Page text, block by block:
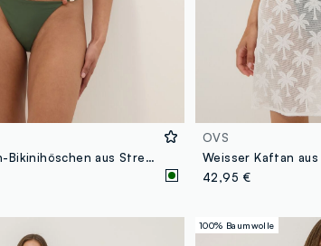
Grünes Brazilian-Bikinihöschen aus Stretchmaterial mit Ziersteinen
OVS
Weisser Kaftan aus
42,95 €
100% Baumwolle